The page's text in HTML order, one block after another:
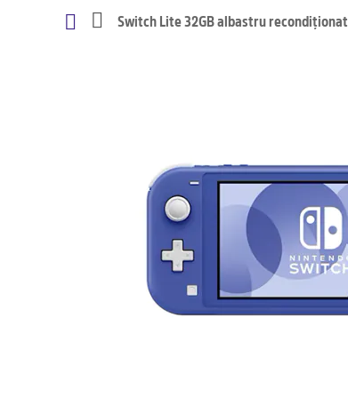
Switch Lite 32GB albastru recondiționat